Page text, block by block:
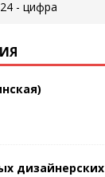
дизайнерских